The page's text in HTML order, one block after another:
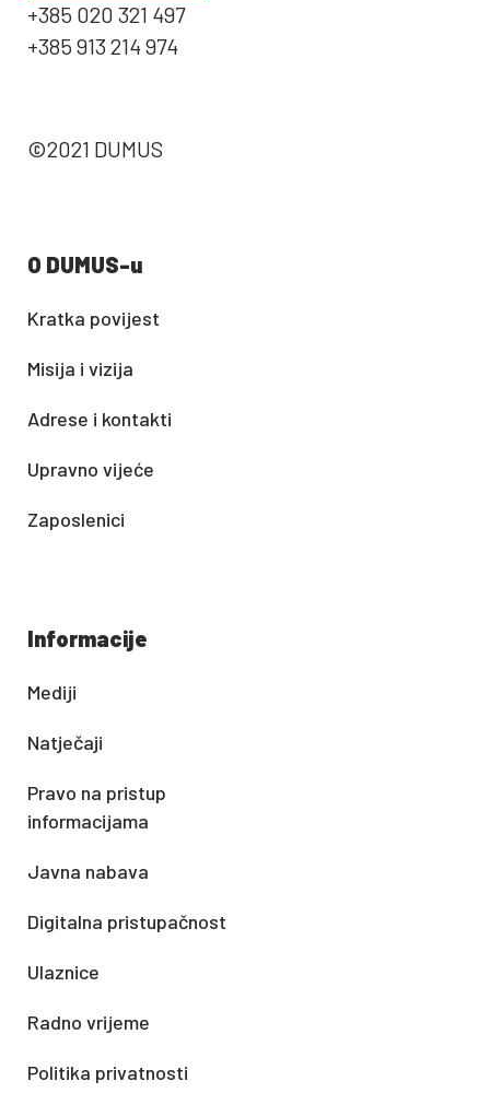
+385 020 321 497
+385 913 214 974
©2021 DUMUS
O DUMUS-u
Kratka povijest
Misija i vizija
Adrese i kontakti
Upravno vijeće
Zaposlenici
Informacije
Mediji
Natječaji
Pravo na pristup
informacijama
Javna nabava
Digitalna pristupačnost
Ulaznice
Radno vrijeme
Politika privatnosti